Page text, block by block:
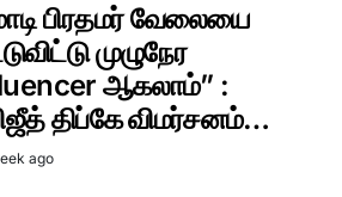
பிரதமர் வேலையை
முழுநேர
ஆகலாம்” :
திப்கே விமர்சனம்…
ago